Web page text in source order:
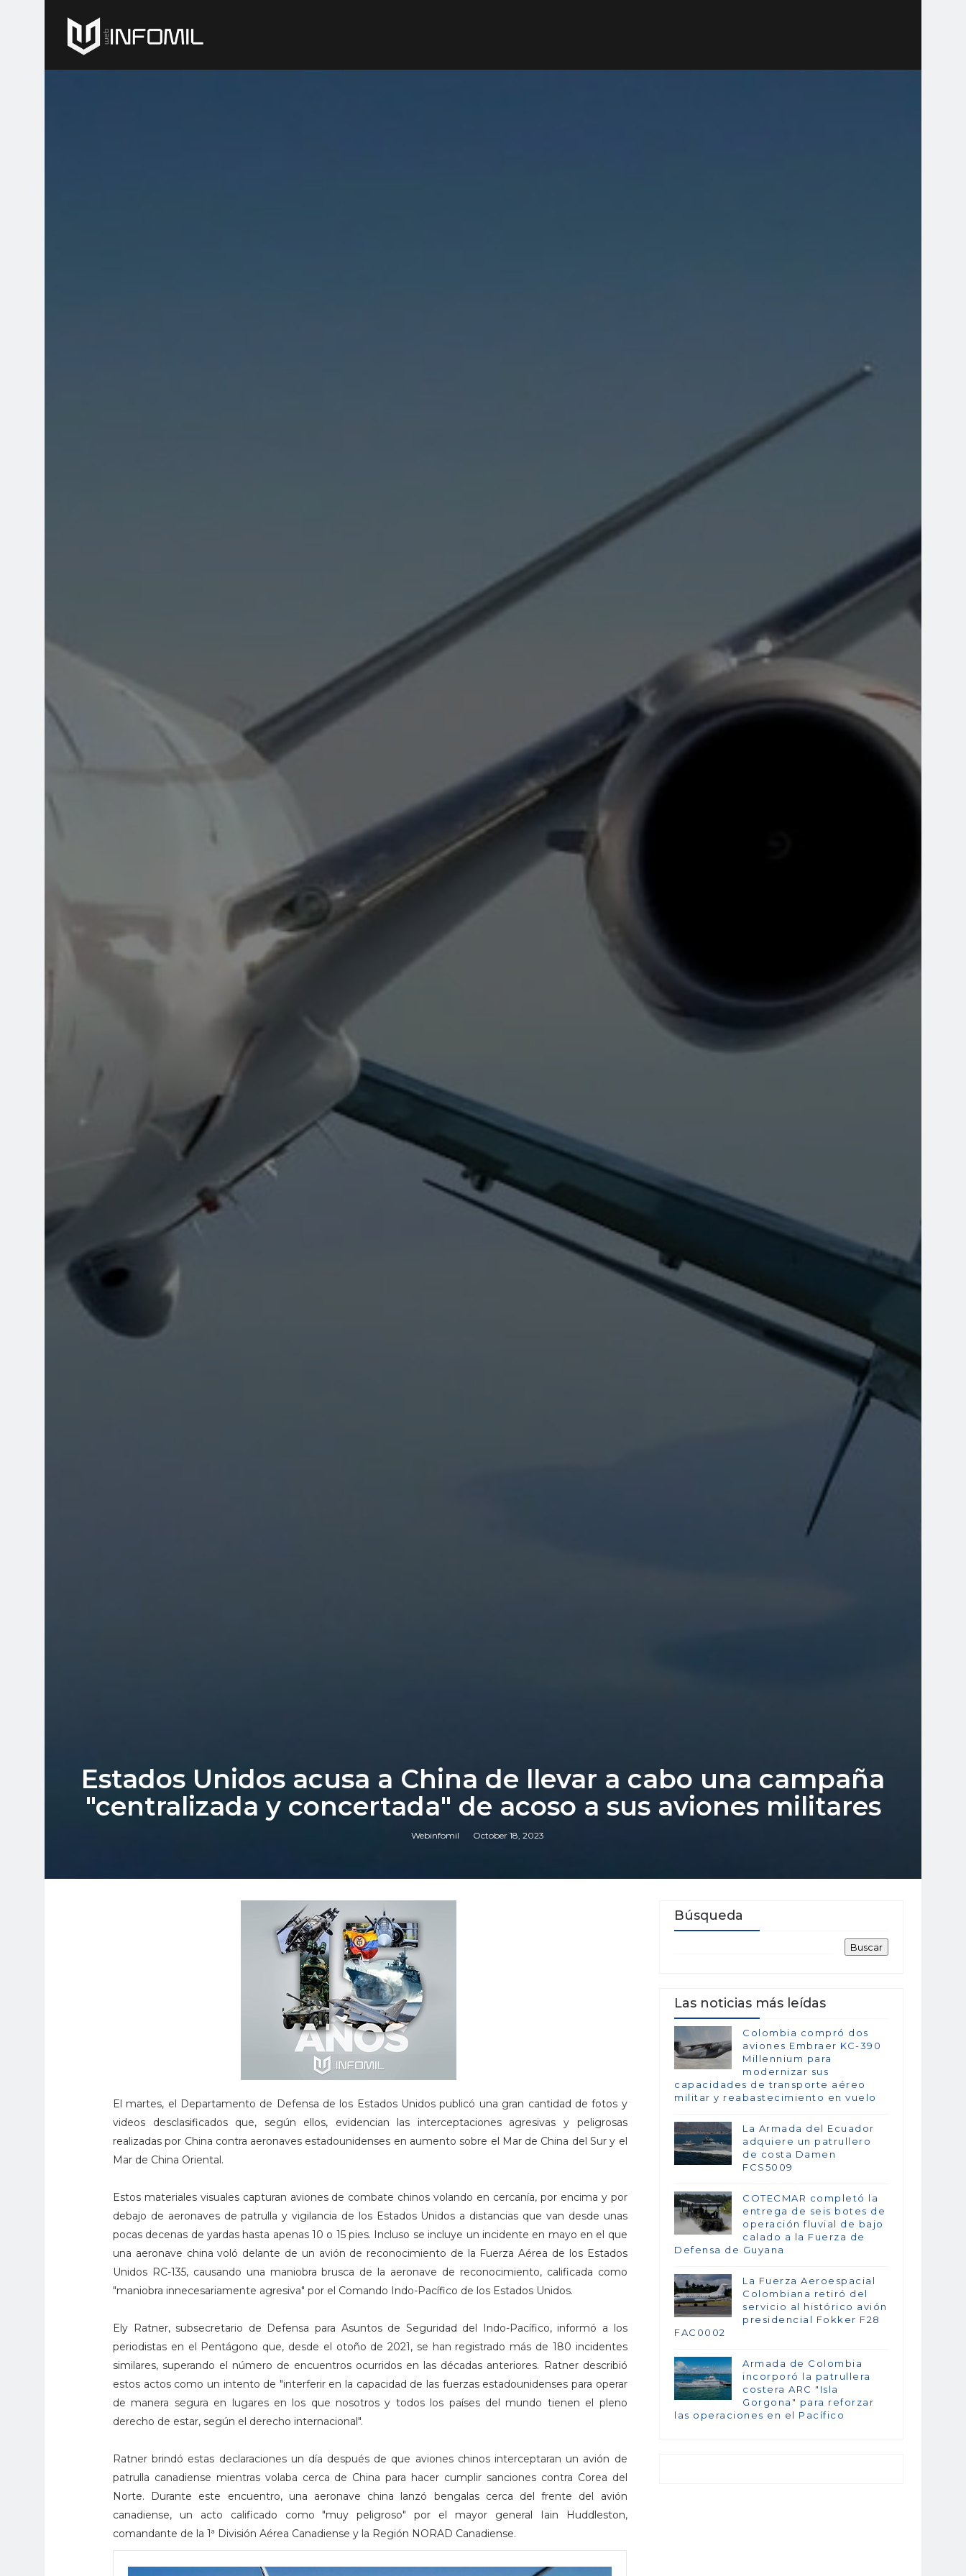
Estados Unidos acusa a China de llevar a cabo una campaña
"centralizada y concertada" de acoso a sus aviones militares
Webinfomil October 18, 2023
El martes, el Departamento de Defensa de los Estados Unidos publicó una gran cantidad de fotos y
videos desclasificados que, según ellos, evidencian las interceptaciones agresivas y peligrosas
realizadas por China contra aeronaves estadounidenses en aumento sobre el Mar de China del Sur y el
Mar de China Oriental.
Estos materiales visuales capturan aviones de combate chinos volando en cercanía, por encima y por
debajo de aeronaves de patrulla y vigilancia de los Estados Unidos a distancias que van desde unas
pocas decenas de yardas hasta apenas 10 o 15 pies. Incluso se incluye un incidente en mayo en el que
una aeronave china voló delante de un avión de reconocimiento de la Fuerza Aérea de los Estados
Unidos RC-135, causando una maniobra brusca de la aeronave de reconocimiento, calificada como
"maniobra innecesariamente agresiva" por el Comando Indo-Pacífico de los Estados Unidos.
Ely Ratner, subsecretario de Defensa para Asuntos de Seguridad del Indo-Pacífico, informó a los
periodistas en el Pentágono que, desde el otoño de 2021, se han registrado más de 180 incidentes
similares, superando el número de encuentros ocurridos en las décadas anteriores. Ratner describió
estos actos como un intento de "interferir en la capacidad de las fuerzas estadounidenses para operar
de manera segura en lugares en los que nosotros y todos los países del mundo tienen el pleno
derecho de estar, según el derecho internacional".
Ratner brindó estas declaraciones un día después de que aviones chinos interceptaran un avión de
patrulla canadiense mientras volaba cerca de China para hacer cumplir sanciones contra Corea del
Norte. Durante este encuentro, una aeronave china lanzó bengalas cerca del frente del avión
canadiense, un acto calificado como "muy peligroso" por el mayor general Iain Huddleston,
comandante de la 1ª División Aérea Canadiense y la Región NORAD Canadiense.
Búsqueda
Las noticias más leídas
Colombia compró dos
aviones Embraer KC-390
Millennium para
modernizar sus
capacidades de transporte aéreo
militar y reabastecimiento en vuelo
La Armada del Ecuador
adquiere un patrullero
de costa Damen
FCS5009
COTECMAR completó la
entrega de seis botes de
operación fluvial de bajo
calado a la Fuerza de
Defensa de Guyana
La Fuerza Aeroespacial
Colombiana retiró del
servicio al histórico avión
presidencial Fokker F28
FAC0002
Armada de Colombia
incorporó la patrullera
costera ARC "Isla
Gorgona" para reforzar
las operaciones en el Pacífico